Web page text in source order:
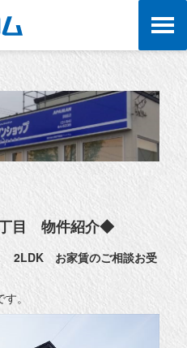
目 物件紹介◆
2LDK お家賃のご相談お受
。